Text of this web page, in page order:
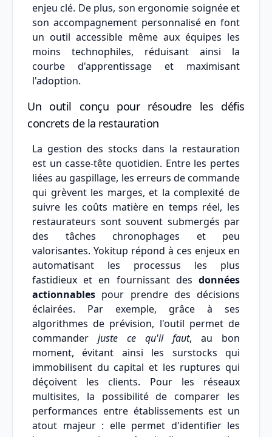
enjeu clé. De plus, son ergonomie soignée et
son accompagnement personnalisé en font
un outil accessible même aux équipes les
moins technophiles, réduisant ainsi la
courbe d'apprentissage et maximisant
l'adoption.
Un outil conçu pour résoudre les défis
concrets de la restauration
La gestion des stocks dans la restauration
est un casse-tête quotidien. Entre les pertes
liées au gaspillage, les erreurs de commande
qui grèvent les marges, et la complexité de
suivre les coûts matière en temps réel, les
restaurateurs sont souvent submergés par
des tâches chronophages et peu
valorisantes. Yokitup répond à ces enjeux en
automatisant les processus les plus
fastidieux et en fournissant des données
actionnables pour prendre des décisions
éclairées. Par exemple, grâce à ses
algorithmes de prévision, l'outil permet de
commander juste ce qu'il faut, au bon
moment, évitant ainsi les surstocks qui
immobilisent du capital et les ruptures qui
déçoivent les clients. Pour les réseaux
multisites, la possibilité de comparer les
performances entre établissements est un
atout majeur : elle permet d'identifier les